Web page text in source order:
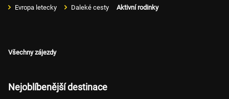
Evropa letecky Daleké cesty
Aktivní rodinky
Všechny zájezdy
Nejoblíbenější destinace